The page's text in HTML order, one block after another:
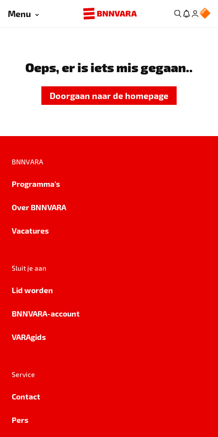
Menu
Oeps, er is iets mis gegaan..
Doorgaan naar de homepage
BNNVARA
Programma's
Over BNNVARA
Vacatures
Sluit je aan
Lid worden
BNNVARA-account
VARAgids
Service
Contact
Pers